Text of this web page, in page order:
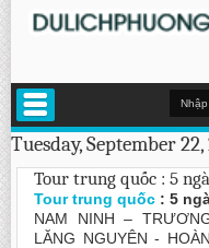
Tuesday, September 22,
Tour trung quốc : 5
Tour trung quốc : 5
NAM NINH –
LĂNG NGUYÊN -